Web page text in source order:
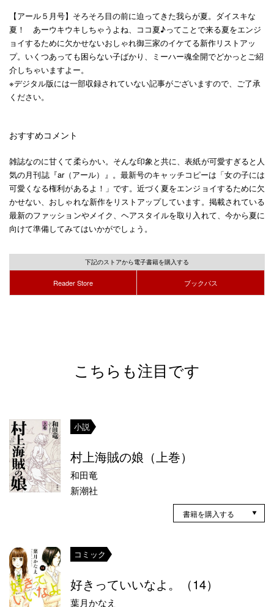
【アール５月号】そろそろ目の前に迫ってきた我らが夏。ダイスキな
夏！ あーウキウキしちゃうよね、ココ夏♪ってことで来る夏をエンジ
ョイするために欠かせないおしゃれ御三家のイケてる新作リストアッ
プ。いくつあっても困らない子ばかり、ミーハー魂全開でどかっとご紹
介しちゃいますよー。
※デジタル版には一部収録されていない記事がございますので、ご了承
ください。
おすすめコメント
雑誌なのに甘くて柔らかい。そんな印象と共に、表紙が可愛すぎると人
気の月刊誌『ar（アール）』。最新号のキャッチコピーは「女の子には
可愛くなる権利があるよ！」です。近づく夏をエンジョイするために欠
かせない、おしゃれな新作をリストアップしています。掲載されている
最新のファッションやメイク、ヘアスタイルを取り入れて、今から夏に
向けて準備してみてはいかがでしょう。
下記のストアから電子書籍を購入する
Reader Store ブックパス
こちらも注目です
小説
村上海賊の娘（上巻）
和田竜
新潮社
書籍を購入する
コミック
好きっていいなよ。（14）
葉月かなえ